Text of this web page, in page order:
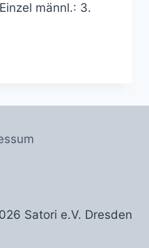
männl.: 3.
Satori e.V. Dresden